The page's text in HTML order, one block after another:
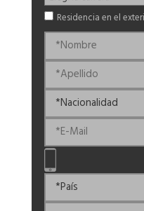
Residencia en el